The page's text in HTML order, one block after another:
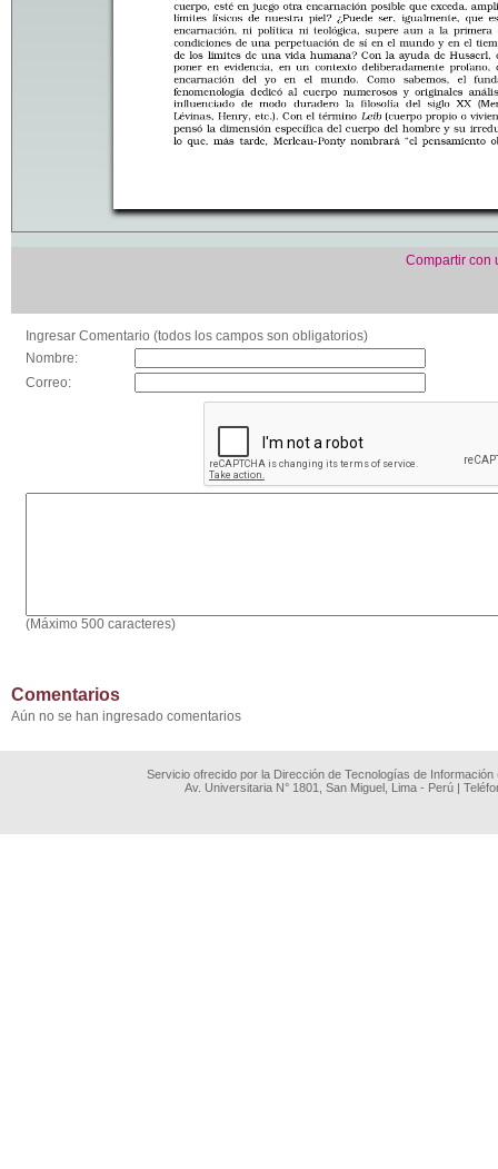
Compartir con
Ingresar Comentario (todos los campos son obligatorios)
Nombre:
Correo:
(Máximo 500 caracteres)
Comentarios
Aún no se han ingresado comentarios
Servicio ofrecido por la Dirección de Tecnologías de
Av. Universitaria N° 1801, San Miguel, Lima - Perú |